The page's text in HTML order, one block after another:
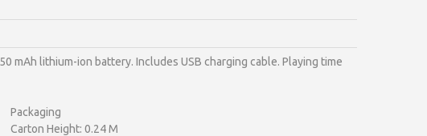
mAh lithium-ion battery. Includes USB charging cable. Playing time
Packaging
Carton Height: 0.24 M